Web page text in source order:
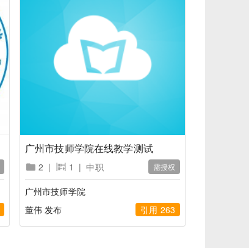
广州市技师学院在线教学测试
2 | 1 | 中职 需授权
广州市技师学院
董伟 发布
引用 263